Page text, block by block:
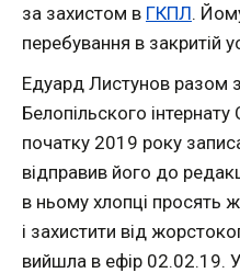
за захистом в ГКПЛ.
перебування в закритій
Едуард Листунов разом
Белопільского
початку 2019 року
відправив його до
в ньому хлопці просять
і захистити від
вийшла в ефір 02.02.19.